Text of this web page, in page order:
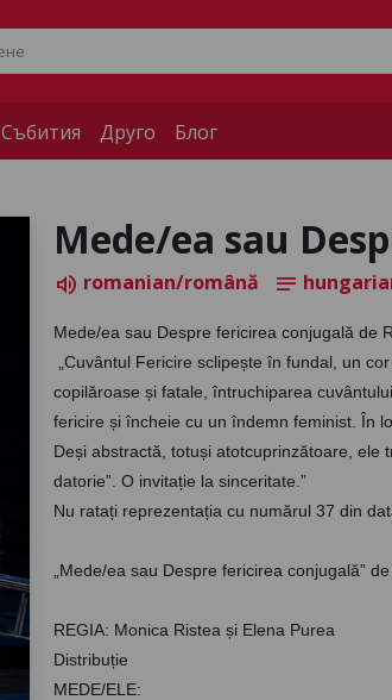
Друго Блог
Mede/ea sau
volume_up romanian/română notes
Mede/ea sau Despre fericirea conjugală de
copilăroase și fatale, întruchiparea
fericire și încheie cu un îndemn feminist. În
Deși abstractă, totuși atotcuprinzătoare, ele
datorie”. O invitație la sinceritate.”
Nu ratați reprezentația cu numărul 37 din
„Mede/ea sau Despre fericirea conjugală”
REGIA: Monica Ristea și Elena Purea
Distribuție
MEDE/ELE: